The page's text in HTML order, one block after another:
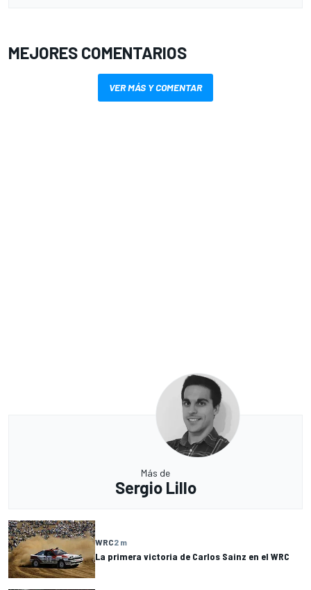
MEJORES COMENTARIOS
VER MÁS Y COMENTAR
Más de
Sergio Lillo
WRC2 m
La primera victoria de Carlos Sainz en el WRC